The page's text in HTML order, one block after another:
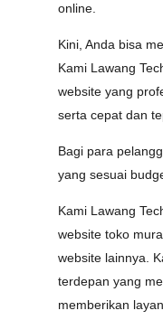
online.
Kini, Anda bisa
Kami Lawang
website yang
serta cepat dan
Bagi para
yang sesuai
Kami Lawang
website toko
website lainnya.
terdepan yang
memberikan